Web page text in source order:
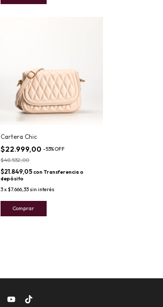
Cartera Chic
$22.999,00 -53%OFF
$48.532,00
$21.849,05con Transferencia o
depósito
3x$7.666,33 sin interés
Comprar